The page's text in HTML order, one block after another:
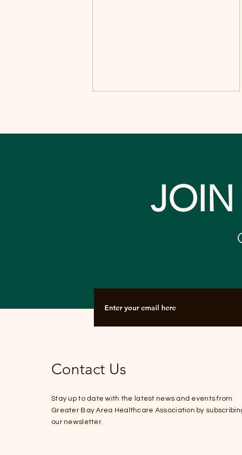
GBAHA 2026 Annual
Conference, Held with
JOIN
Contact Us
Stay up to date with the latest news and events from
Greater Bay Area Healthcare Association by
our newsletter.